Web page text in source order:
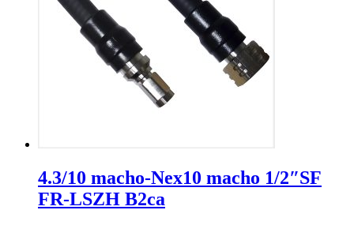
4.3/10 macho-Nex10 macho 1/2″SF
FR-LSZH B2ca